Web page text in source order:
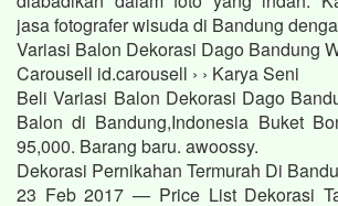
jasa fotografer wisuda di Bandung
Variasi Balon Dekorasi Dago Bandung
Carousell id.carousell › › Karya Seni
Beli Variasi Balon Dekorasi Dago
Balon di Bandung,Indonesia Buket
95,000. Barang baru. awoossy.
Dekorasi Pernikahan Termurah Di
23 Feb 2017 — Price List Dekorasi